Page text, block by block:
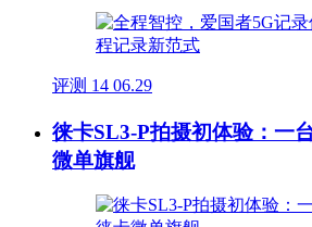
评测 14 06.29
徕卡SL3-P拍摄初体验：一
微单旗舰